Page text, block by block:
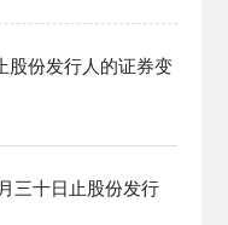
股份发行人的证券变
三十日止股份发行